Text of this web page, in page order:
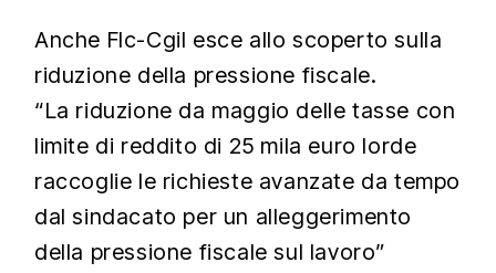
Anche Flc-Cgil esce allo scoperto sulla
riduzione della pressione fiscale.
“La riduzione da maggio delle tasse con
limite di reddito di 25 mila euro lorde
raccoglie le richieste avanzate da tempo
dal sindacato per un alleggerimento
della pressione fiscale sul lavoro”